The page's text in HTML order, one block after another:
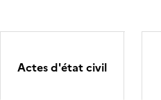
Actes d'état civil